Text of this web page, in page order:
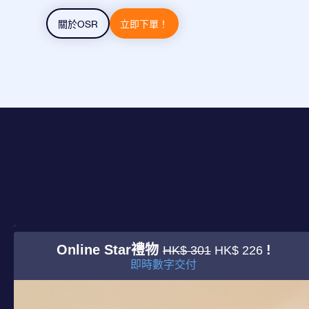
關於OSR 立即下單！
Online Star禮物HK$ 301 HK$ 226 !
即時數字交付